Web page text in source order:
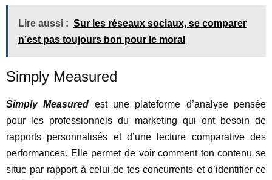
Lire aussi : Sur les réseaux sociaux, se comparer
n’est pas toujours bon pour le moral
Simply Measured
Simply Measured est une plateforme d’analyse pensée
pour les professionnels du marketing qui ont besoin de
rapports personnalisés et d’une lecture comparative des
performances. Elle permet de voir comment ton contenu se
situe par rapport à celui de tes concurrents et d’identifier ce